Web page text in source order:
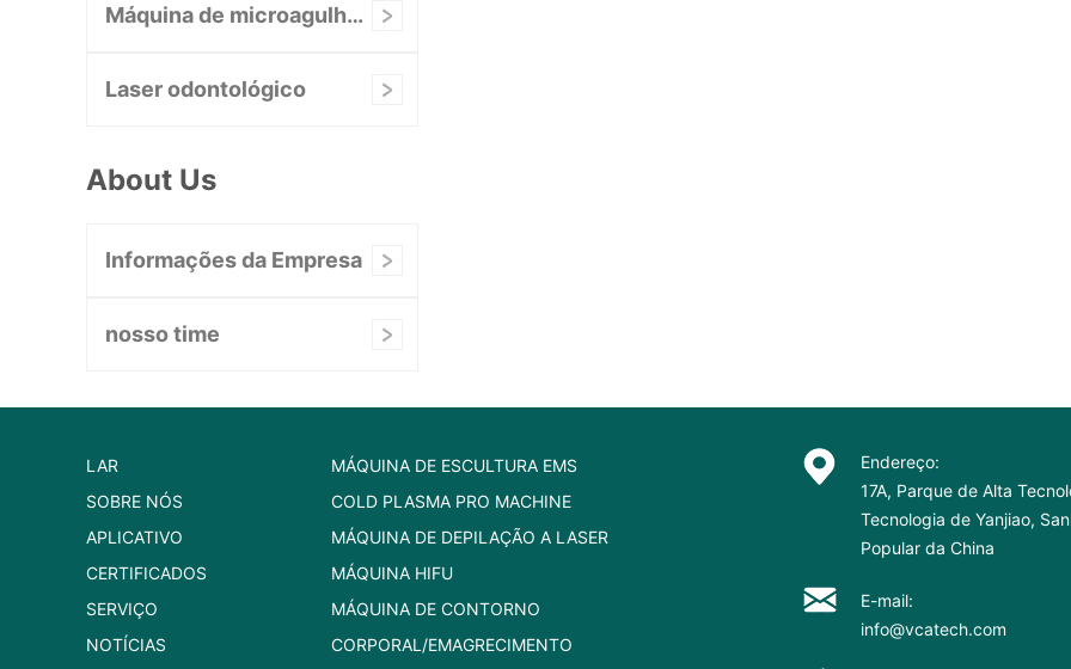
Máquina de microagulhamento RF
Laser odontológico
About Us
Informações da Empresa
nosso time
LAR
SOBRE NÓS
APLICATIVO
CERTIFICADOS
SERVIÇO
NOTÍCIAS
MÁQUINA DE ESCULTURA EMS
COLD PLASMA PRO MACHINE
MÁQUINA DE DEPILAÇÃO A LASER
MÁQUINA HIFU
MÁQUINA DE CONTORNO
CORPORAL/EMAGRECIMENTO
Endereço:
17A, Parque de Alta
Tecnologia de Yanjiao,
Popular da China
E-mail:
info@vcatech.com